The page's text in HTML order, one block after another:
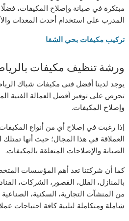
مبتكرة في صيانة وإصلاح المكيفات،
المدرب على استخدام أحدث المعدات
تركيب مكيفات بحي الشفا
ورشة تنظيف مكيفات
يوجد لدينا أفضل فنى مكيفات شباك
تحرص على توفير أفضل العمالة الفنية
وإصلاح المكيفات.
إذا رغبت في إصلاح أي من أنواع
العملاقة في هذا المجال؛ حيث أنها
الصيانة والإصلاحات المتعلقة بالمكيفات.
كما أن شركتنا تعد أهم المؤسسات
بالمنازل، الفلل، القصور، الشركات،
من المنشآت التجارية، السكنية،
شاملة ومتكاملة لتلبية كافة احتياجات